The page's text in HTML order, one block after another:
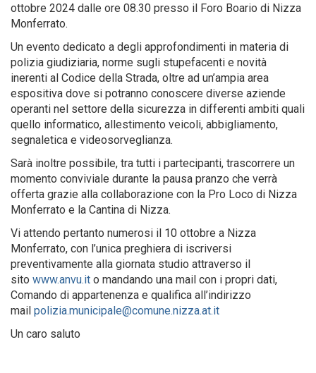
ottobre 2024 dalle ore 08.30 presso il Foro Boario di Nizza
Monferrato.
Un evento dedicato a degli approfondimenti in materia di
polizia giudiziaria, norme sugli stupefacenti e novità
inerenti al Codice della Strada, oltre ad un’ampia area
espositiva dove si potranno conoscere diverse aziende
operanti nel settore della sicurezza in differenti ambiti quali
quello informatico, allestimento veicoli, abbigliamento,
segnaletica e videosorveglianza.
Sarà inoltre possibile, tra tutti i partecipanti, trascorrere un
momento conviviale durante la pausa pranzo che verrà
offerta grazie alla collaborazione con la Pro Loco di Nizza
Monferrato e la Cantina di Nizza.
Vi attendo pertanto numerosi il 10 ottobre a Nizza
Monferrato, con l’unica preghiera di iscriversi
preventivamente alla giornata studio attraverso il
sito www.anvu.it o mandando una mail con i propri dati,
Comando di appartenenza e qualifica all’indirizzo
mail polizia.municipale@comune.nizza.at.it
Un caro saluto